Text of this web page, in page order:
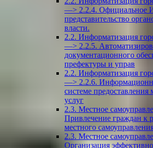
—> 2.2.4. Официальное
представительство
власти.
2.2. Информатизация
—> 2.2.5.
документационного
префектуры и управ
2.2. Информатизация
—> 2.2.6.
системе
услуг
2.3. Местное
Привлечение граждан к
местного
2.3. Местное
Организация